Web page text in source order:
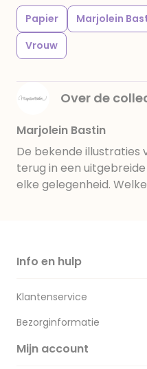
Papier Marjolein
Vrouw
Over de
Marjolein Bastin
De bekende illustraties
terug in een
elke gelegenheid. Welke
Info en hulp
Klantenservice
Bezorginformatie
Mijn account